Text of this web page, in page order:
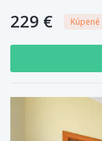
229 € Kúpené